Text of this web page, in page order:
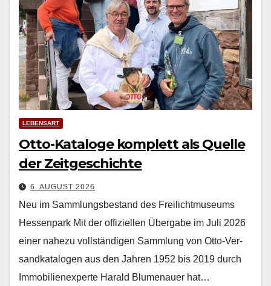
LEBENSART
Otto-Kataloge komplett als Quelle
der Zeitgeschichte
6. AUGUST 2026
Neu im Sammlungsbestand des Freilichtmuseums
Hessenpark Mit der offiziellen Über­gabe im Juli 2026
ein­er nahezu voll­ständi­gen Samm­lung von Otto-Ver­
sand­kat­a­lo­gen aus den Jahren 1952 bis 2019 durch
Immo­bilienex­perte Har­ald Blu­me­nauer hat…